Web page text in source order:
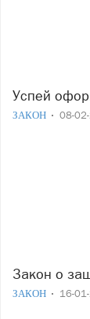
Успей
ЗАКОН 08-
Закон о
ЗАКОН 16-